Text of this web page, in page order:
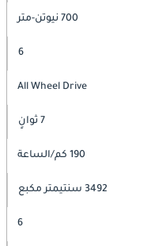
700 نيوتن-متر
6
All Wheel Drive
7 ثوانٍ
190 كم/الساعة
3492 سنتيمتر مكبع
6